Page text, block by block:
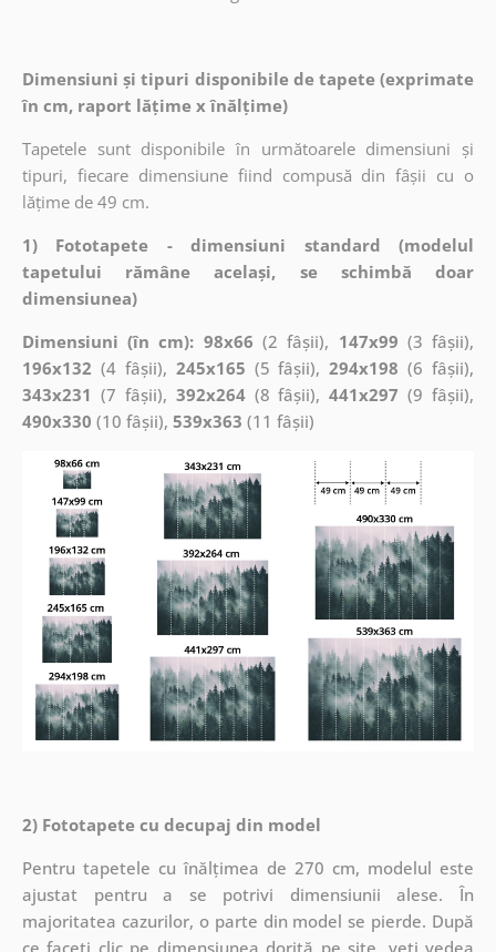
Dimensiuni și tipuri disponibile de tapete (exprimate
în cm, raport lățime x înălțime)
Tapetele sunt disponibile în următoarele dimensiuni și
tipuri, fiecare dimensiune fiind compusă din fâșii cu o
lățime de 49 cm.
1) Fototapete - dimensiuni standard (modelul
tapetului rămâne același, se schimbă doar
dimensiunea)
Dimensiuni (în cm): 98x66 (2 fâșii), 147x99 (3 fâșii),
196x132 (4 fâșii), 245x165 (5 fâșii),294x198 (6 fâșii),
343x231 (7 fâșii), 392x264(8 fâșii),441x297 (9 fâșii),
490x330 (10 fâșii), 539x363 (11 fâșii)
2) Fototapete cu decupaj din model
Pentru tapetele cu înălțimea de 270 cm, modelul este
ajustat pentru a se potrivi dimensiunii alese. În
majoritatea cazurilor, o parte din model se pierde. După
ce faceți clic pe dimensiunea dorită pe site, veți vedea